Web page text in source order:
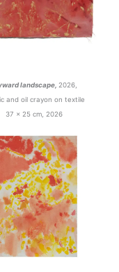
landscape, 2026,
and oil crayon on textile
37 x 25 cm, 2026